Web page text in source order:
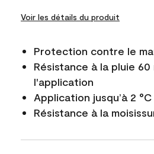
Voir les détails du produit
Protection contre le
Résistance à la pluie
l'application
Application jusqu’à 2 °C
Résistance à la